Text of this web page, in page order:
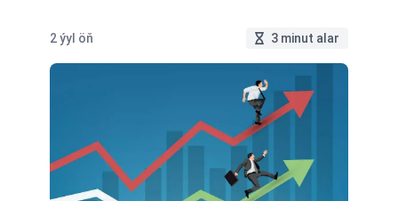
2 ýyl öň 3 minut alar